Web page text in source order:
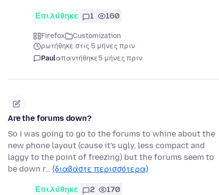
Επιλύθηκε 1 160
Firefox
Customization
ρωτήθηκε στις 5 μήνες πριν
Paulαπαντήθηκε5 μήνες πριν
Are the forums down?
So i was going to go to the forums to whine about the
new phone layout (cause it's ugly, less compact and
laggy to the point of freezing) but the forums seem to
be down r… (διαβάστε περισσότερα)
Επιλύθηκε 2 170